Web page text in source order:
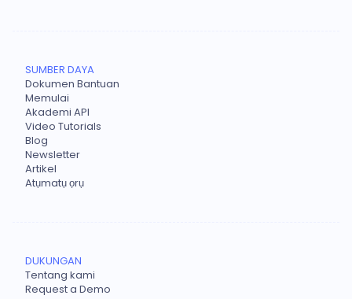
SUMBER DAYA
Dokumen Bantuan
Memulai
Akademi API
Video Tutorials
Blog
Newsletter
Artikel
Atụmatụ ọrụ
DUKUNGAN
Tentang kami
Request a Demo